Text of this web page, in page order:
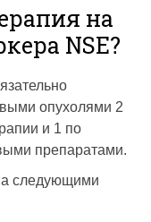
на
NSE?
опухолями 2
и 1 по
препаратами.
следующими